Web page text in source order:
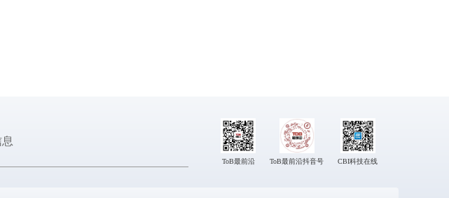
ToB最前沿 ToB最前沿抖音号 CBI科技在线